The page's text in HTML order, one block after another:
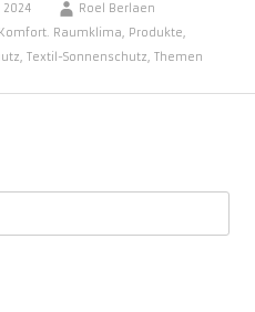
2024
Roel Berlaen
Komfort. Raumklima, Produkte,
, Textil-Sonnenschutz, Themen